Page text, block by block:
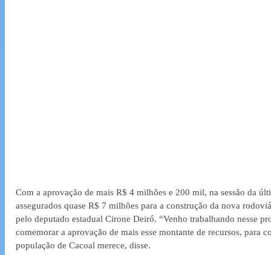
Com a aprovação de mais R$ 4 milhões e 200 mil, na sessão da
assegurados quase R$ 7 milhões para a construção da nova
pelo deputado estadual Cirone Deiró. “Venho trabalhando nesse
comemorar a aprovação de mais esse montante de recursos, para
população de Cacoal merece, disse.